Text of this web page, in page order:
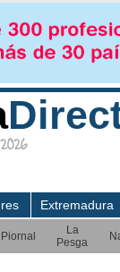
Extremadura
Piornal
La
Pesga